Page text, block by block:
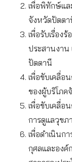
เพื่อพิทักษ์แล
จังหวัดปัตต
เพื่อรับเรื่อง
ประสานงาน
ปัตตานี
เพื่อขับเคลื่
ของผู้บริโภค
เพื่อขับเคลื่
การดูแลวุขภ
เพื่อดำเนินก
กุศลและองค์